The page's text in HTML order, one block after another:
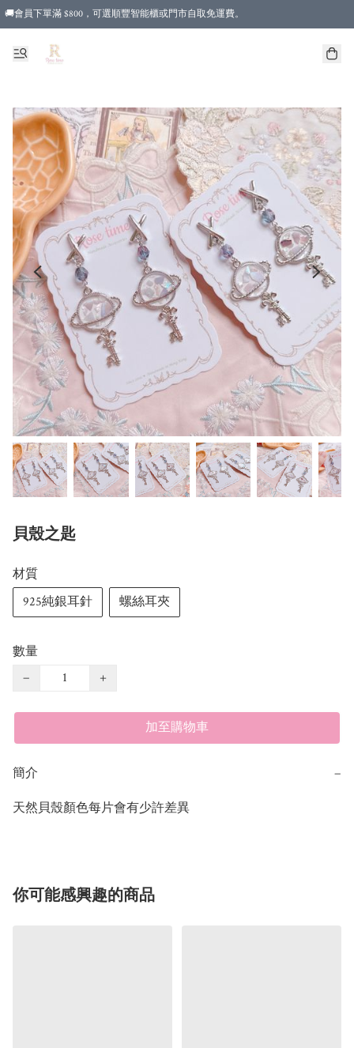
🚚會員下單滿 $800，可選順豐智能櫃或門市自取免運費。
貝殼之匙
材質
925純銀耳針
螺絲耳夾
數量
−
+
加至購物車
簡介 −
天然貝殼顏色每片會有少許差異
你可能感興趣的商品